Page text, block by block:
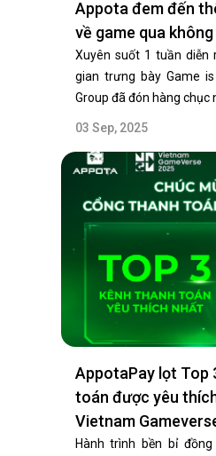
Appota đem đến
về game qua
Good
Xuyên suốt 1 tuần diễn
gian trưng bày Game
Group đã đón hàng chục
03 Sep, 2025
AppotaPay lọt Top
toán được yêu
Vietnam
Hành trình bền bỉ